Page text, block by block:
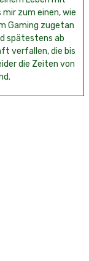
zum einen, wie
Gaming zugetan
spätestens ab
verfallen, die bis
die Zeiten von